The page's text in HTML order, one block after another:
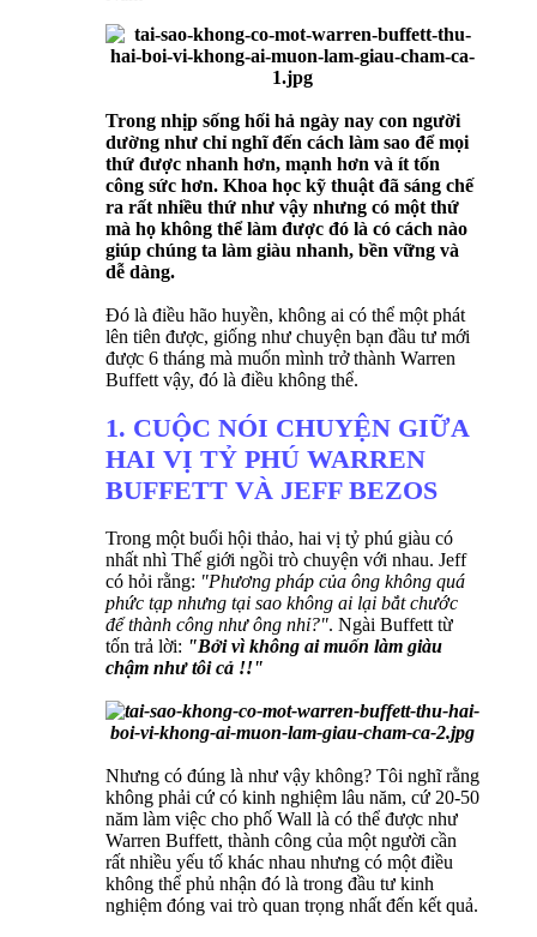
Trong nhịp sống hối hả ngày nay con người
dường như chỉ nghĩ đến cách làm sao để mọi
thứ được nhanh hơn, mạnh hơn và ít tốn
công sức hơn. Khoa học kỹ thuật đã sáng chế
ra rất nhiều thứ như vậy nhưng có một thứ
mà họ không thể làm được đó là có cách nào
giúp chúng ta làm giàu nhanh, bền vững và
dễ dàng.
Đó là điều hão huyền, không ai có thể một phát
lên tiên được, giống như chuyện bạn đầu tư mới
được 6 tháng mà muốn mình trở thành Warren
Buffett vậy, đó là điều không thể.
1. CUỘC NÓI CHUYỆN GIỮA
HAI VỊ TỶ PHÚ WARREN
BUFFETT VÀ JEFF BEZOS
Trong một buổi hội thảo, hai vị tỷ phú giàu có
nhất nhì Thế giới ngồi trò chuyện với nhau. Jeff
có hỏi rằng: "Phương pháp của ông không quá
phức tạp nhưng tại sao không ai lại bắt chước
để thành công như ông nhỉ?". Ngài Buffett từ
tốn trả lời: "Bởi vì không ai muốn làm giàu
chậm như tôi cả !!"
Nhưng có đúng là như vậy không? Tôi nghĩ rằng
không phải cứ có kinh nghiệm lâu năm, cứ 20-50
năm làm việc cho phố Wall là có thể được như
Warren Buffett, thành công của một người cần
rất nhiều yếu tố khác nhau nhưng có một điều
không thể phủ nhận đó là trong đầu tư kinh
nghiệm đóng vai trò quan trọng nhất đến kết quả.